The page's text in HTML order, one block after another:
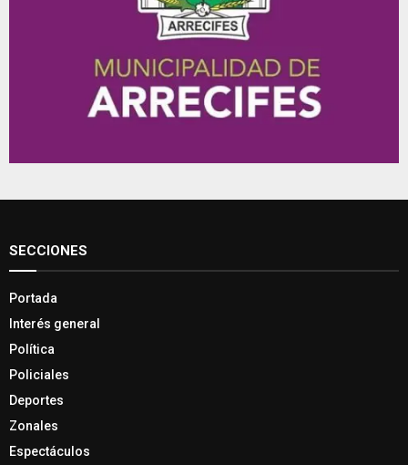
SECCIONES
Portada
Interés general
Política
Policiales
Deportes
Zonales
Espectáculos